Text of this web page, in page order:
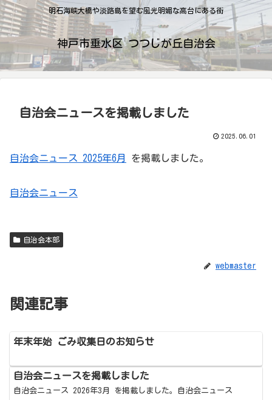
明石海峡大橋や淡路島を望む風光明媚な高台にある街
神戸市垂水区 つつじが丘自治会
自治会ニュースを掲載しました
2025.06.01
自治会ニュース 2025年6月 を掲載しました。
自治会ニュース
自治会本部
webmaster
関連記事
年末年始 ごみ収集日のお知らせ
自治会ニュースを掲載しました
自治会ニュース 2026年3月 を掲載しました。自治会ニュース